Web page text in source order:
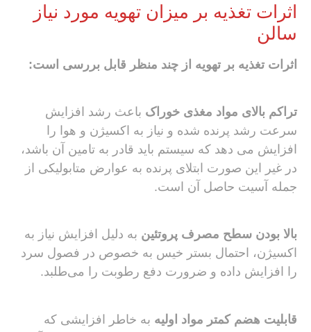
اثرات تغذیه بر ميزان تهویه مورد نياز
سالن
اثرات تغذیه بر تهویه از چند منظر قابل بررسی است:
تراکم بالای مواد مغذی خوراک باعث رشد افزایش
سرعت رشد پرنده شده و نیاز به اکسیژن و هوا را
افزایش می دهد که سیستم باید قادر به تامین آن باشد،
در غیر این صورت ابتلای پرنده به عوارض متابولیکی از
جمله آسیت حاصل آن است.
بالا بودن سطح مصرف پروتئین به دلیل افزایش نیاز به
اکسیژن، احتمال بستر خیس به خصوص در فصول سرد
را افزایش داده و ضرورت دفع رطوبت را می‌طلبد.
قابلیت هضم کمتر مواد اولیه به خاطر افزایشی که